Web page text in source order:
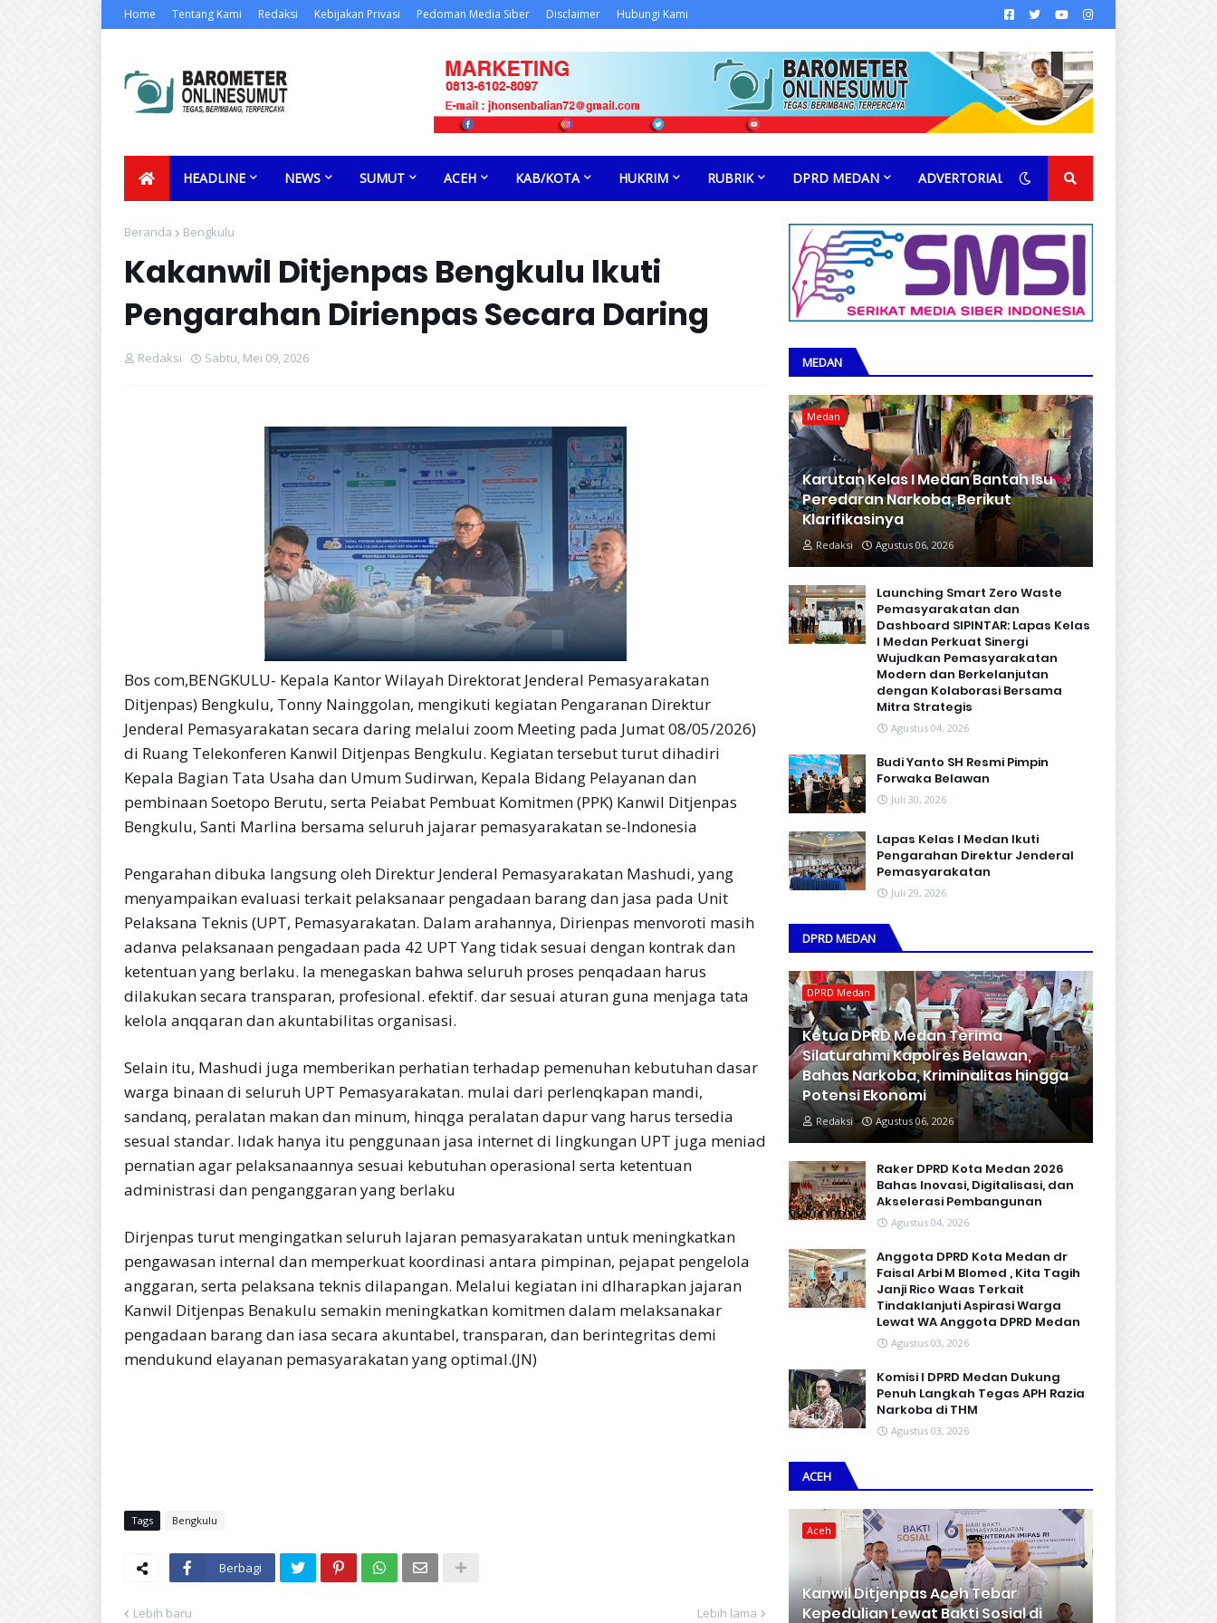
Home Tentang Kami Redaksi Kebijakan Privasi Pedoman Media Siber Disclaimer Hubungi Kami
HEADLINE NEWS SUMUT ACEH KAB/KOTA HUKRIM RUBRIK DPRD MEDAN ADVERTORIAL
Beranda Bengkulu
Kakanwil Ditjenpas Bengkulu lkuti
Pengarahan Dirienpas Secara Daring
Redaksi Sabtu, Mei 09, 2026
Bos com,BENGKULU- Kepala Kantor Wilayah Direktorat Jenderal Pemasyarakatan
Ditjenpas) Bengkulu, Tonny Nainggolan, mengikuti kegiatan Pengaranan Direktur
Jenderal Pemasyarakatan secara daring melalui zoom Meeting pada Jumat 08/05/2026)
di Ruang Telekonferen Kanwil Ditjenpas Bengkulu. Kegiatan tersebut turut dihadiri
Kepala Bagian Tata Usaha dan Umum Sudirwan, Kepala Bidang Pelayanan dan
pembinaan Soetopo Berutu, serta Peiabat Pembuat Komitmen (PPK) Kanwil Ditjenpas
Bengkulu, Santi Marlina bersama seluruh jajarar pemasyarakatan se-Indonesia
Pengarahan dibuka langsung oleh Direktur Jenderal Pemasyarakatan Mashudi, yang
menyampaikan evaluasi terkait pelaksanaar pengadaan barang dan jasa pada Unit
Pelaksana Teknis (UPT, Pemasyarakatan. Dalam arahannya, Dirienpas menvoroti masih
adanva pelaksanaan pengadaan pada 42 UPT Yang tidak sesuai dengan kontrak dan
ketentuan yang berlaku. la menegaskan bahwa seluruh proses penqadaan harus
dilakukan secara transparan, profesional. efektif. dar sesuai aturan guna menjaga tata
kelola anqqaran dan akuntabilitas organisasi.
Selain itu, Mashudi juga memberikan perhatian terhadap pemenuhan kebutuhan dasar
warga binaan di seluruh UPT Pemasyarakatan. mulai dari perlenqkapan mandi,
sandanq, peralatan makan dan minum, hinqga peralatan dapur vang harus tersedia
sesual standar. Iıdak hanya itu penggunaan jasa internet di lingkungan UPT juga meniad
pernatian agar pelaksanaannya sesuai kebutuhan operasional serta ketentuan
administrasi dan penganggaran yang berlaku
Dirjenpas turut mengingatkan seluruh lajaran pemasyarakatan untuk meningkatkan
pengawasan internal dan memperkuat koordinasi antara pimpinan, pejapat pengelola
anggaran, serta pelaksana teknis dilapangan. Melalui kegiatan ini dlharapkan jajaran
Kanwil Ditjenpas Benakulu semakin meningkatkan komitmen dalam melaksanakar
pengadaan barang dan iasa secara akuntabel, transparan, dan berintegritas demi
mendukund elayanan pemasyarakatan yang optimal.(JN)
Tags Bengkulu
Berbagi
Lebih baru Lebih lama
MEDAN
Medan
Karutan Kelas I Medan Bantah Isu
Peredaran Narkoba, Berikut
Klarifikasinya
Redaksi Agustus 06, 2026
Launching Smart Zero Waste
Pemasyarakatan dan
Dashboard SIPINTAR: Lapas Kelas
I Medan Perkuat Sinergi
Wujudkan Pemasyarakatan
Modern dan Berkelanjutan
dengan Kolaborasi Bersama
Mitra Strategis
Agustus 04, 2026
Budi Yanto SH Resmi Pimpin
Forwaka Belawan
Juli 30, 2026
Lapas Kelas I Medan Ikuti
Pengarahan Direktur Jenderal
Pemasyarakatan
Juli 29, 2026
DPRD MEDAN
DPRD Medan
Ketua DPRD Medan Terima
Silaturahmi Kapolres Belawan,
Bahas Narkoba, Kriminalitas hingga
Potensi Ekonomi
Redaksi Agustus 06, 2026
Raker DPRD Kota Medan 2026
Bahas Inovasi, Digitalisasi, dan
Akselerasi Pembangunan
Agustus 04, 2026
Anggota DPRD Kota Medan dr
Faisal Arbi M Blomed , Kita Tagih
Janji Rico Waas Terkait
Tindaklanjuti Aspirasi Warga
Lewat WA Anggota DPRD Medan
Agustus 03, 2026
Komisi I DPRD Medan Dukung
Penuh Langkah Tegas APH Razia
Narkoba di THM
Agustus 03, 2026
ACEH
Aceh
Kanwil Ditjenpas Aceh Tebar
Kepedulian Lewat Bakti Sosial di